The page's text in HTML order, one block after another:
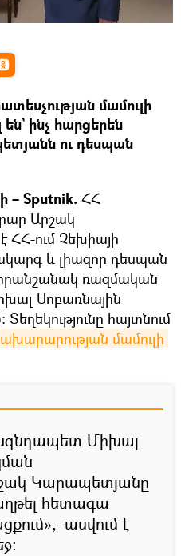
մամուլի
են` ինչ հարցերեն
ու դեսպան
– Sputnik. ՀՀ
Արշակ
ՀՀ-ում Չեխիայի
և լիազոր դեսպան
ռազմական
Սոբառնային
հայտնում
մամուլի
Միխալ
Կարապետյանը
հետագա
է